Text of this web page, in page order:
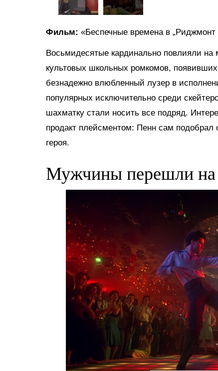
Фильм: «Беспечные времена в „Риджмонт
Восьмидесятые кардинально повлияли
культовых школьных ромкомов,
безнадежно влюбленный лузер в
популярных исключительно среди
шахматку стали носить все подряд.
продакт плейсментом: Пенн сам подобрал
героя.
Мужчины перешли на